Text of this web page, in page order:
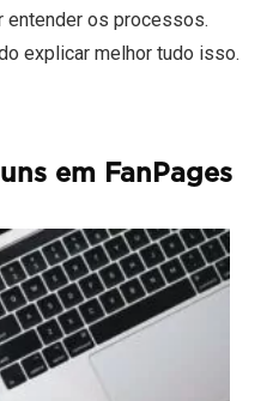
entender os processos.
explicar melhor tudo isso.
em FanPages